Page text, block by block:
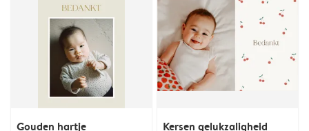
Gouden hartje Kersen gelukzaligheid